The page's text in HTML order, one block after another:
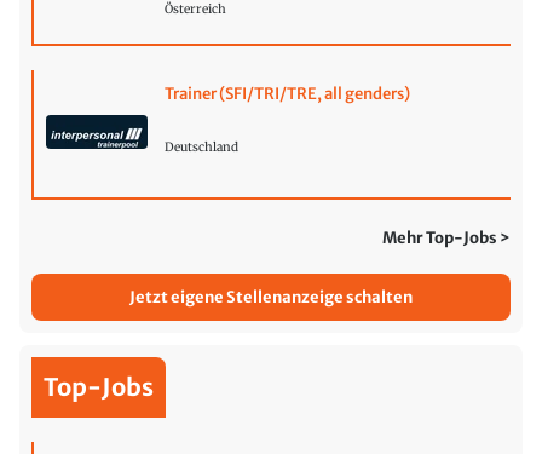
Österreich
Trainer (SFI/TRI/TRE, all genders)
Deutschland
Mehr Top-Jobs >
Jetzt eigene Stellenanzeige schalten
Top-Jobs